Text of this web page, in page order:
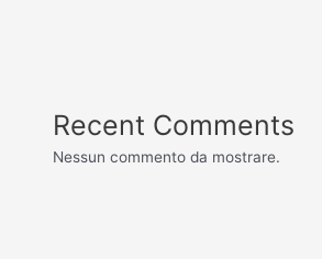
Recent Comments
Nessun commento da mostrare.